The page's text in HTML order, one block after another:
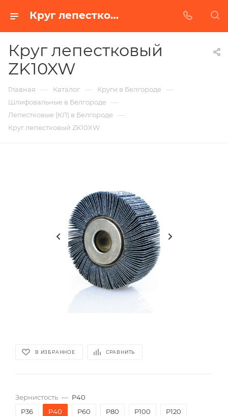
Круг лепестковый ZK10XW в Белгороде | Купить по недорогой цене от Абразивного Завода
Круг лепестковый
ZK10XW
Главная — Каталог — Круги в Белгороде —
Шлифовальные в Белгороде —
Лепестковые (КЛ) в Белгороде —
Круг лепестковый ZK10XW
В ИЗБРАННОЕ СРАВНИТЬ
Зернистость — P40
P36
P40 P60 P80 P100 P120